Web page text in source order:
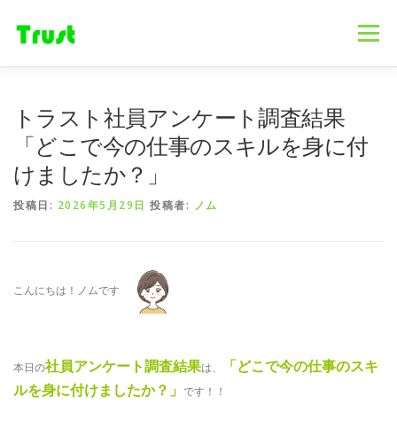
メニュー
採用情報 ブログ
トラスト社員アンケート調査結果
「どこで今の仕事のスキルを身に付
けましたか？」
投稿日: 2026年5月29日 投稿者: ノム
こんにちは！ノムです
本日の社員アンケート調査結果は、
「どこで今の仕事のスキ
ルを身に付けましたか？」 です！！